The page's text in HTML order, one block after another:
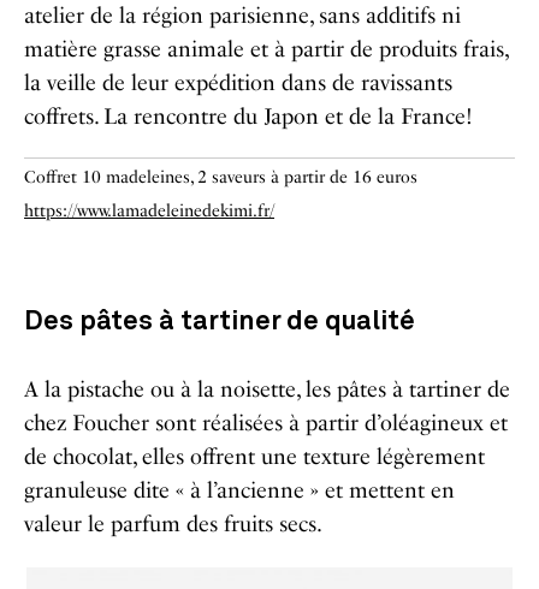
atelier de la région parisienne, sans additifs ni
matière grasse animale et à partir de produits frais,
la veille de leur expédition dans de ravissants
coffrets. La rencontre du Japon et de la France!
Coffret 10 madeleines, 2 saveurs à partir de 16 euros
https://www.lamadeleinedekimi.fr/
Des pâtes à tartiner de qualité
A la pistache ou à la noisette, les pâtes à tartiner de
chez Foucher sont réalisées à partir d’oléagineux et
de chocolat, elles offrent une texture légèrement
granuleuse dite « à l’ancienne » et mettent en
valeur le parfum des fruits secs.